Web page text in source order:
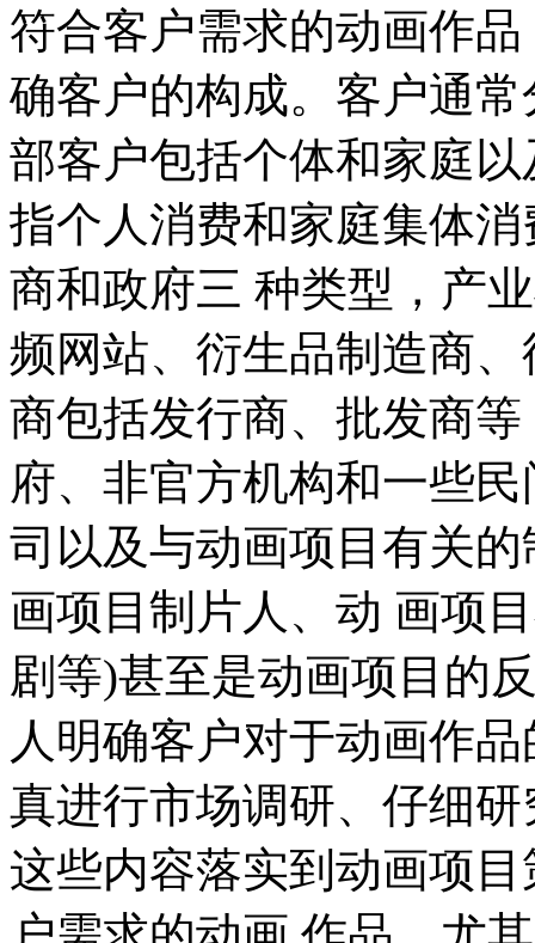
符合客户需求的动画作
确客户的构成。客户通
部客户包括个体和家庭
指个人消费和家庭集体
商和政府三 种类型，产
频网站、衍生品制造商
商包括发行商、批发商
府、非官方机构和一些
司以及与动画项目有关
画项目制片人、动 画项
剧等)甚至是动画项目的
人明确客户对于动画作
真进行市场调研、仔细
这些内容落实到动画项